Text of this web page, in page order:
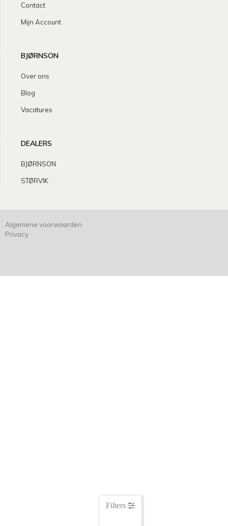
Contact
Mijn Account
BJØRNSON
Over ons
Blog
Vacatures
DEALERS
BJØRNSON
STØRVIK
Algemene voorwaarden
Privacy